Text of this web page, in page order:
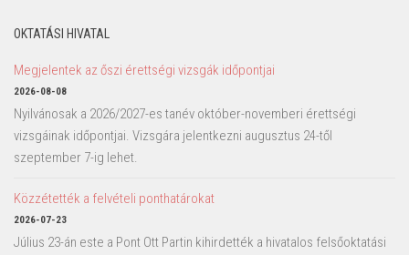
OKTATÁSI HIVATAL
Megjelentek az őszi érettségi vizsgák időpontjai
2026-08-08
Nyilvánosak a 2026/2027-es tanév október-novemberi érettségi
vizsgáinak időpontjai. Vizsgára jelentkezni augusztus 24-től
szeptember 7-ig lehet.
Közzétették a felvételi ponthatárokat
2026-07-23
Július 23-án este a Pont Ott Partin kihirdették a hivatalos felsőoktatási